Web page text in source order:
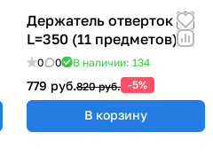
Держатель отверток
L=350 (11 предметов)
0 0 В наличии: 134
779 руб.820 руб. -5%
В корзину